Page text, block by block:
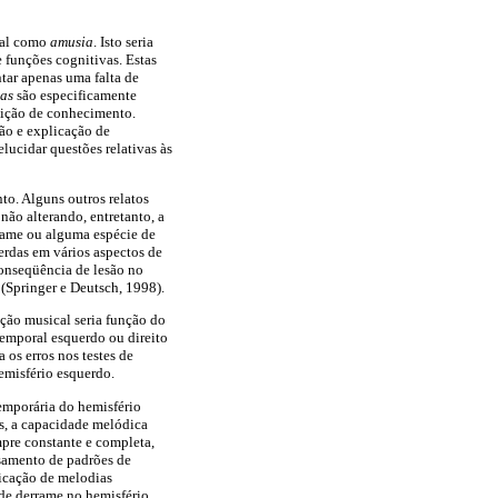
como amusia. Isto seria
funções cognitivas. Estas
apenas uma falta de
são especificamente
de conhecimento.
e explicação de
questões relativas às
Alguns outros relatos
alterando, entretanto, a
ou alguma espécie de
em vários aspectos de
de lesão no
e Deutsch, 1998).
musical seria função do
esquerdo ou direito
erros nos testes de
esquerdo.
do hemisfério
a capacidade melódica
constante e completa,
de padrões de
de melodias